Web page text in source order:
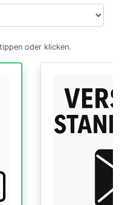
oder klicken.